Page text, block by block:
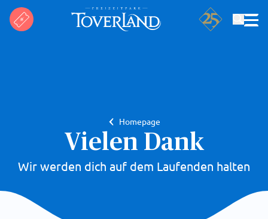
Homepage
Vielen Dank
Wir werden dich auf dem Laufenden halten